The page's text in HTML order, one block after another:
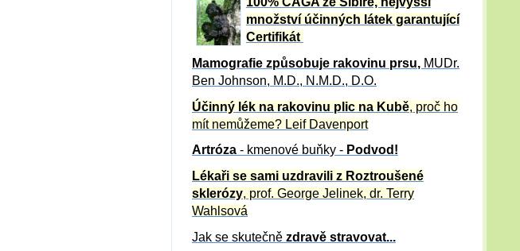
množství účinných látek garantující
Certifikát
Mamografie způsobuje rakovinu prsu, MUDr.
Ben Johnson, M.D., N.M.D., D.O.
Účinný lék na rakovinu plic na Kubě, proč ho
mít nemůžeme? Leif Davenport
Artróza - kmenové buňky - Podvod!
Lékaři se sami uzdravili z Roztroušené
sklerózy, prof. George Jelinek, dr. Terry
Wahlsová
Jak se skutečně zdravě stravovat...